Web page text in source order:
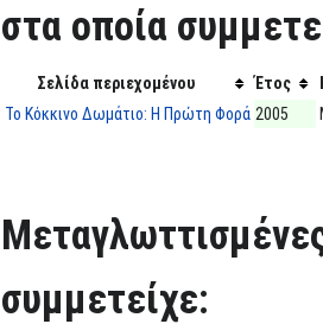
στα οποία
Σελίδα περιεχομένου Έτος
Το Κόκκινο Δωμάτιο: Η Πρώτη Φορά 2005
συμμετείχε: